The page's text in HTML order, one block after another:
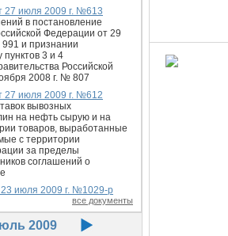
27 июля 2009 г. №613
в постановление
Федерации от 29
и признании
3 и 4
Российской
2008 г. № 807
27 июля 2009 г. №612
вывозных
на нефть сырую и на
товаров, выработанные
с территории
за пределы
соглашений о
июля 2009 г. №1029-р
все документы
2009